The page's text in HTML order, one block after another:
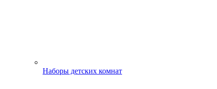
Наборы детских комнат